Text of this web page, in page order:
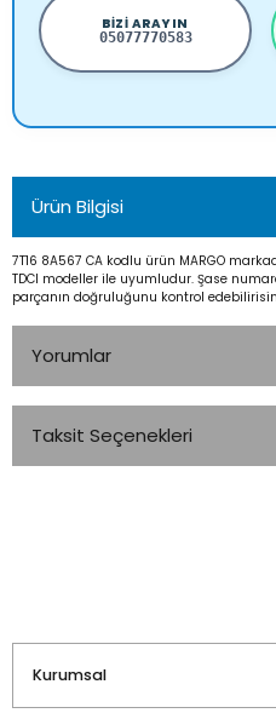
BIZI ARAYIN
05077770583
Ürün Bilgisi
7T16 8A567 CA kodlu ürün MARGO
TDCI modeller ile uyumludur. Şase
parçanın doğruluğunu kontrol
Yorumlar
Taksit Seçenekleri
Kurumsal